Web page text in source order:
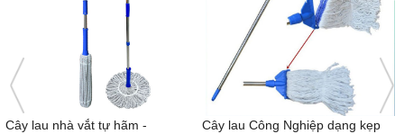
Cây lau nhà vắt tự hãm -
Cây lau Công Nghiệp dạng kẹp